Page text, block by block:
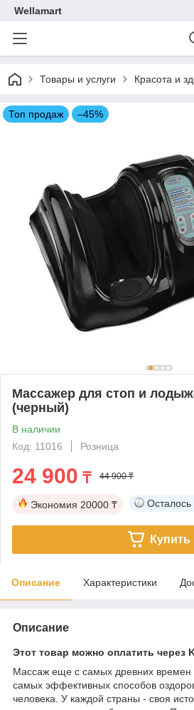
Wellamart
Товары и услуги Красота и
Топ продаж –45%
Массажер для стоп и
(черный)
В наличии
Код: 11016
Розница
24 900 ₸ 44 900 ₸
Экономия 20000 ₸ Осталось
Купить
Описание Характеристики
Описание
Этот товар можно оплатить через
Массаж еще с самых древних времен
самых эффективных способов
человека. У каждой страны - своя